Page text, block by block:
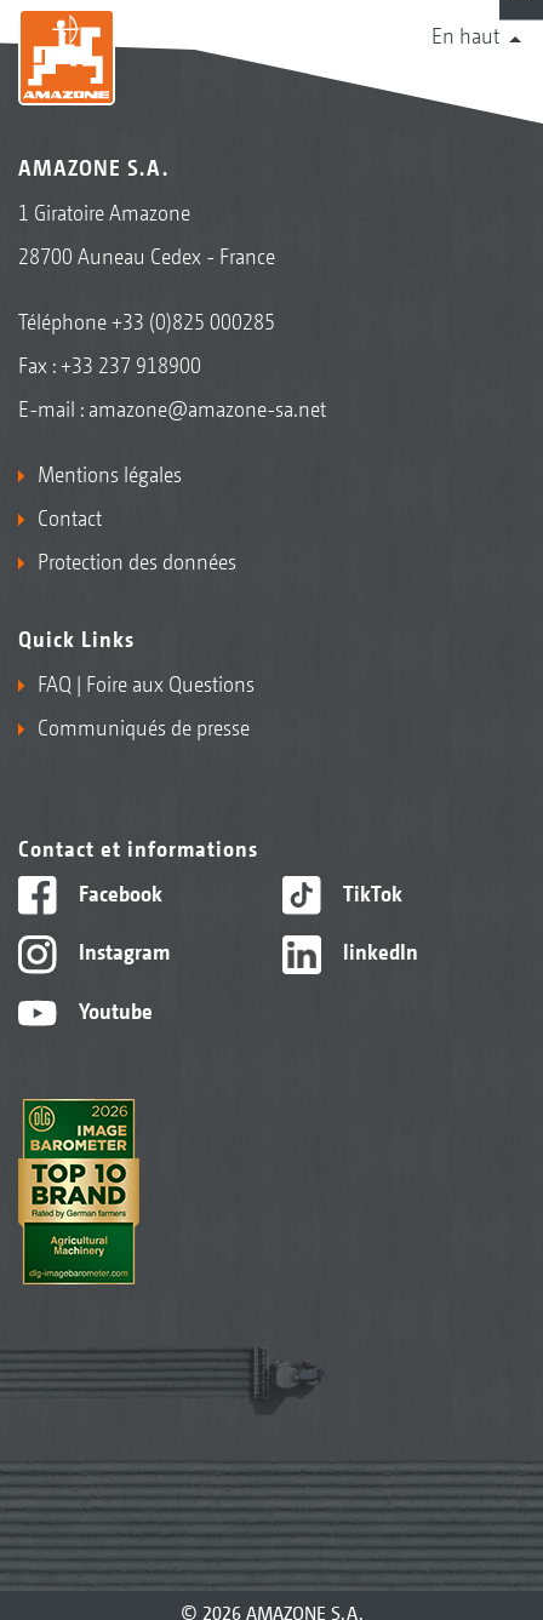
En haut
AMAZONE S.A.
1 Giratoire Amazone
28700 Auneau Cedex - France
Téléphone+33 (0)825 000285
Fax : +33 237 918900
E-mail : amazone@amazone-sa.net
Mentions légales
Contact
Protection des données
Quick Links
FAQ | Foire aux Questions
Communiqués de presse
Contact et informations
Facebook
Instagram
Youtube
TikTok
linkedIn
© 2026 AMAZONE S.A.